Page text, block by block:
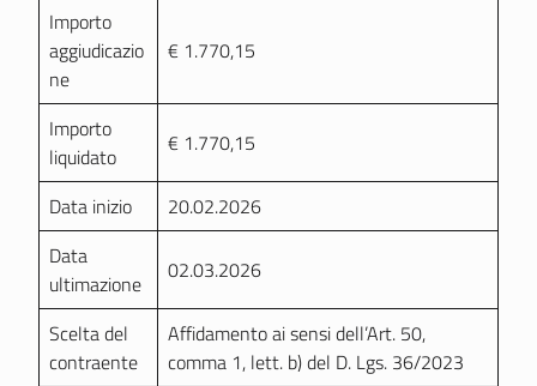
Importo
aggiudicazio
ne
€ 1.770,15
Importo
liquidato
€ 1.770,15
Data inizio
20.02.2026
Data
ultimazione
02.03.2026
Scelta del
contraente
Affidamento ai sensi dell’Art. 50,
comma 1, lett. b) del D. Lgs. 36/2023